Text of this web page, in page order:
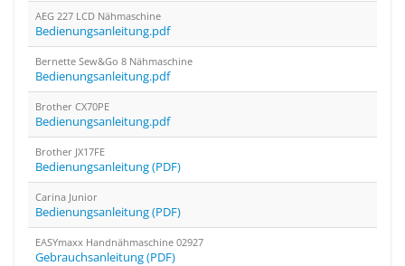
AEG 227 LCD Nähmaschine
Bedienungsanleitung.pdf
Bernette Sew&Go 8 Nähmaschine
Bedienungsanleitung.pdf
Brother CX70PE
Bedienungsanleitung.pdf
Brother JX17FE
Bedienungsanleitung (PDF)
Carina Junior
Bedienungsanleitung (PDF)
EASYmaxx Handnähmaschine 02927
Gebrauchsanleitung (PDF)